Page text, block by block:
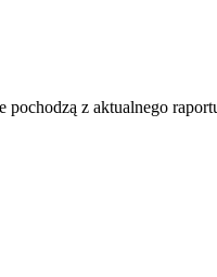
z aktualnego